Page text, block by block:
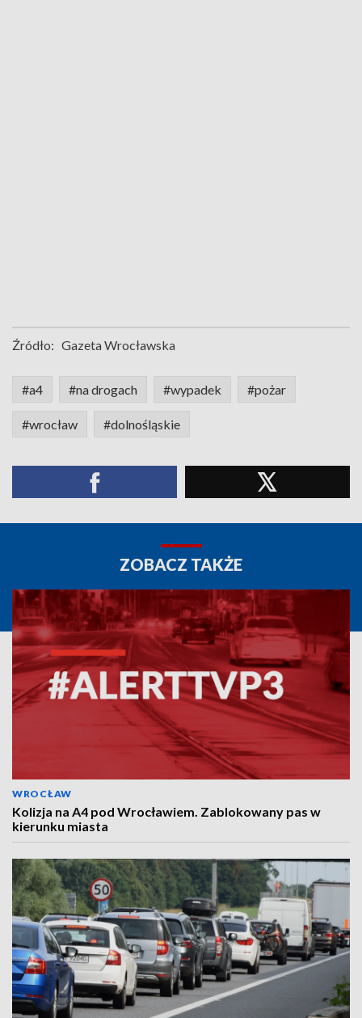
Źródło: Gazeta Wrocławska
#a4 #na drogach #wypadek #pożar
#wrocław #dolnośląskie
ZOBACZ TAKŻE
WROCŁAW
Kolizja na A4 pod Wrocławiem. Zablokowany pas w
kierunku miasta